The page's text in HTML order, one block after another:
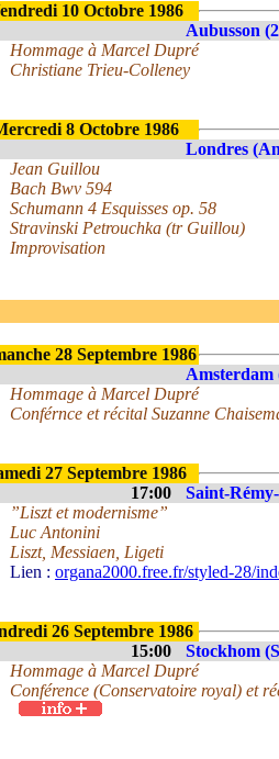
10 Octobre 1986
Aubusson
Hommage à Marcel Dupré
Christiane Trieu-Colleney
8 Octobre 1986
Londres
Jean Guillou
Bach Bwv 594
Schumann 4 Esquisses op. 58
Stravinski Petrouchka (tr Guillou)
Improvisation
28 Septembre 1986
Amsterdam
Hommage à Marcel Dupré
Conférnce et récital Suzanne
27 Septembre 1986
17:00
Saint-
”Liszt et modernisme”
Luc Antonini
Liszt, Messiaen, Ligeti
Lien : organa2000.free.fr/styled-28/
26 Septembre 1986
15:00
Stockhom
Hommage à Marcel Dupré
Conférence (Conservatoire royal) et